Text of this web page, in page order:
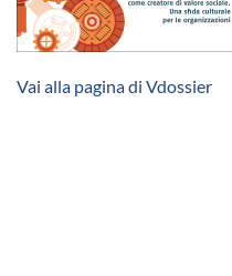
Vai alla pagina di Vdossier